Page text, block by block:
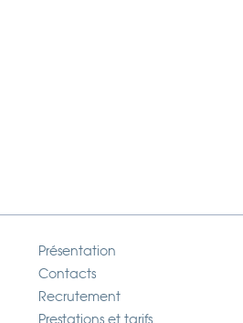
Présentation
Contacts
Recrutement
Prestations et tarifs